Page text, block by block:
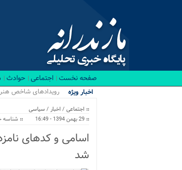
صفحه نخست اجتماعی حوادث
اخبار ویژه رویدادهای شاخص هنری در
اجتماعی / اخبار / سیاسی
29 بهمن 1394 - 16:49
شناسه خبر
اسامی و کدهای
شد